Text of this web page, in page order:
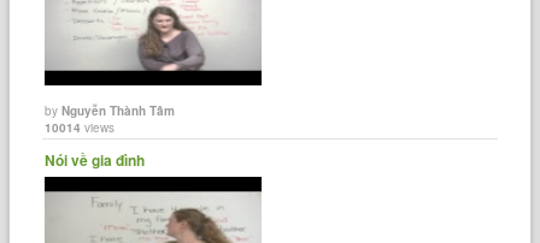
byNguyễn Thành Tâm
10014 views
Nói về gia đình